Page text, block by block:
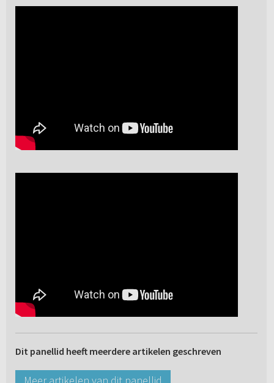
Dit panellid heeft meerdere artikelen geschreven
Meer artikelen van dit panellid